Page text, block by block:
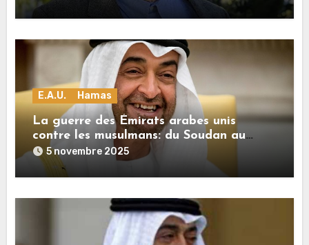
E.A.U. Hamas
La guerre des Émirats arabes unis
contre les musulmans: du Soudan au
génocide de Gaza
5 novembre 2025